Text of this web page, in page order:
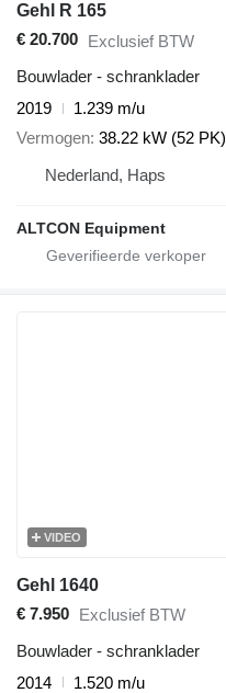
Gehl R 165
€ 20.700 Exclusief BTW
Bouwlader - schranklader
2019
1.239 m/u
Vermogen 38.22 kW (52 PK)
Nederland, Haps
ALTCON Equipment
VIDEO
Gehl 1640
€ 7.950
Exclusief BTW
Bouwlader - schranklader
2014
1.520 m/u